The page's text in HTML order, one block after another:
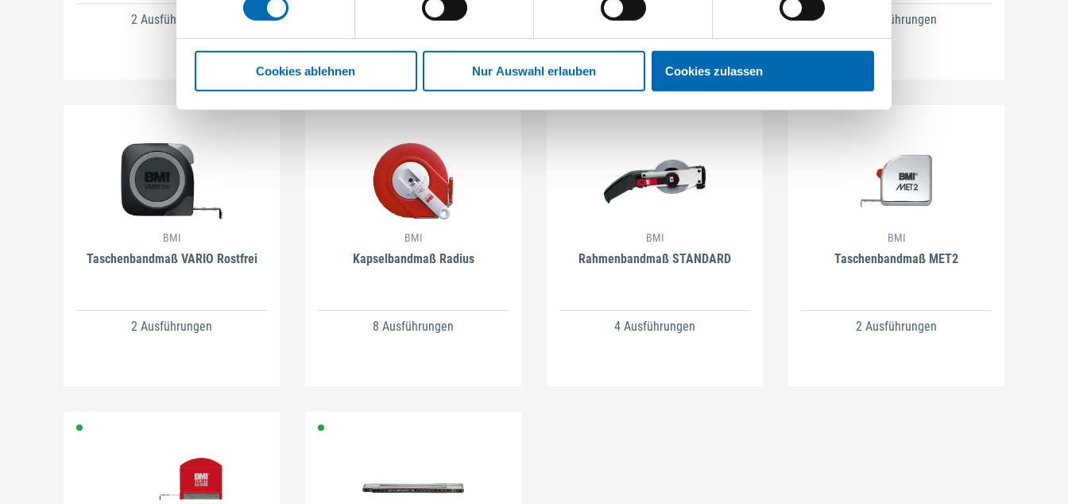
Cookies ablehnen Nur Auswahl erlauben Cookies zulassen
2 Ausführungen 3 Ausführungen 2 Ausführungen
BMI
Taschenbandmaß VARIO Rostfrei
2 Ausführungen
BMI
Kapselbandmaß Radius
8 Ausführungen
BMI
Rahmenbandmaß STANDARD
4 Ausführungen
BMI
Taschenbandmaß MET2
2 Ausführungen